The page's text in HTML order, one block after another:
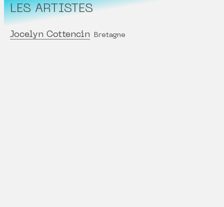
LES ARTISTES
Jocelyn Cottencin Bretagne